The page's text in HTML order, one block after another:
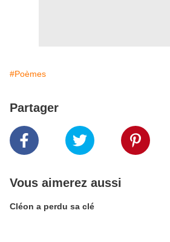
#Poèmes
Partager
Vous aimerez aussi
Cléon a perdu sa clé